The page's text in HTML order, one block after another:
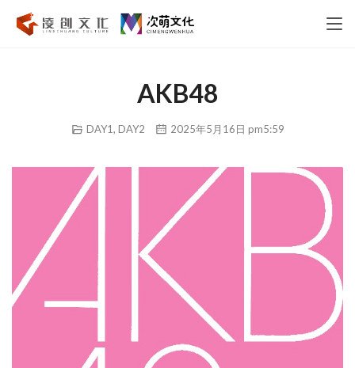
AKB48
DAY1, DAY2 2025年5月16日 pm5:59